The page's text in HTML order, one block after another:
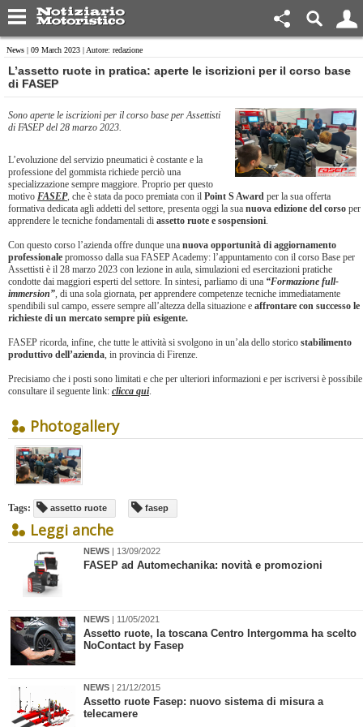
News | 09 March 2023 | Autore: redazione
​L’assetto ruote in pratica: aperte le iscrizioni per il corso base
di FASEP
Sono aperte le iscrizioni per il corso base per Assettisti
di FASEP del 28 marzo 2023.
L’evoluzione del servizio pneumatici è costante e la
professione del gommista richiede perciò una
specializzazione sempre maggiore. Proprio per questo
motivo FASEP, che è stata da poco premiata con il Point S Award per la sua offerta
formativa dedicata agli addetti del settore, presenta oggi la sua nuova edizione del corso per
apprendere le tecniche fondamentali di assetto ruote e sospensioni.
Con questo corso l’azienda offre dunque una nuova opportunità di aggiornamento
professionale promosso dalla sua FASEP Academy: l’appuntamento con il corso Base per
Assettisti è il 28 marzo 2023 con lezione in aula, simulazioni ed esercitazioni pratiche
condotte dai maggiori esperti del settore. In sintesi, parliamo di una “Formazione full-
immersion”, di una sola giornata, per apprendere competenze tecniche immediatamente
spendibili sul campo, essere sempre all’altezza della situazione e affrontare con successo le
richieste di un mercato sempre più esigente.
FASEP ricorda, infine, che tutte le attività si svolgono in un’ala dello storico stabilimento
produttivo dell’azienda, in provincia di Firenze.
Precisiamo che i posti sono limitati e che per ulteriori informazioni e per iscriversi è possibile
consultare il seguente link: clicca qui.
Photogallery
Tags: assetto ruote fasep
Leggi anche
NEWS | 13/09/2022
FASEP ad Automechanika: novità e promozioni
NEWS | 11/05/2021
Assetto ruote, la toscana Centro Intergomma ha scelto
NoContact by Fasep
NEWS | 21/12/2015
Assetto ruote Fasep: nuovo sistema di misura a
telecamere